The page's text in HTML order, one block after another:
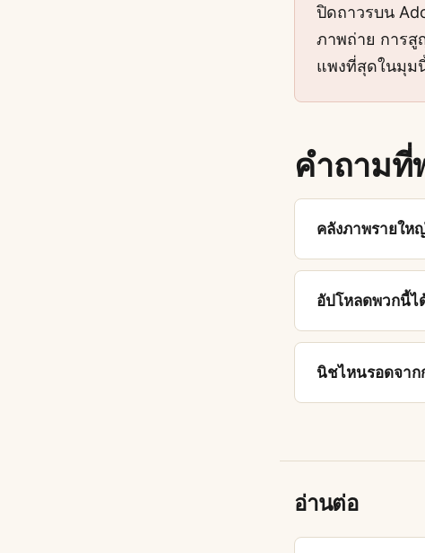
ปิดถาวรบน
ภาพถ่าย การ
แพงที่สุดในมุม
คำถามที่
คลังภาพรายให
อัปโหลดพวกนี้ไ
นิชไหนรอดจาก
อ่านต่อ